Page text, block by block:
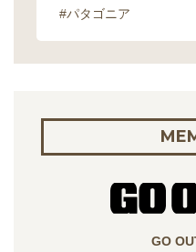
#パタゴニア
GO